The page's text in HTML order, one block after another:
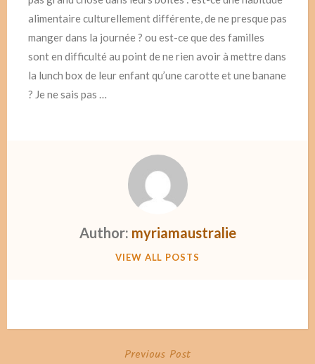
alimentaire culturellement différente, de ne presque pas
manger dans la journée ? ou est-ce que des familles
sont en difficulté au point de ne rien avoir à mettre dans
la lunch box de leur enfant qu’une carotte et une banane
? Je ne sais pas …
Author: myriamaustralie
VIEW ALL POSTS
Previous Post